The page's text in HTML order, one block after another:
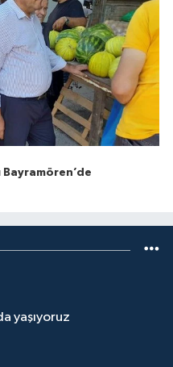
Bayramören’de
yaşıyoruz